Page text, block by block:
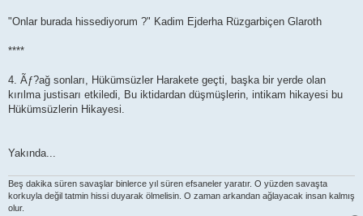
"Onlar burada hissediyorum ?" Kadim Ejderha Rüzgarbiçen Glaroth
****
4. Ãƒ?ağ sonları, Hükümsüzler Harakete geçti, başka bir yerde olan
kırılma justisarı etkiledi, Bu iktidardan düşmüşlerin, intikam hikayesi bu
Hükümsüzlerin Hikayesi.
Yakında...
Beş dakika süren savaşlar binlerce yıl süren efsaneler yaratır. O yüzden savaşta
korkuyla değil tatmin hissi duyarak ölmelisin. O zaman arkandan ağlayacak insan kalmış
olur.